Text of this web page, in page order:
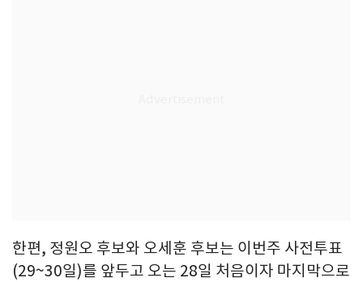
한편, 정원오 후보와 오세훈 후보는 이번주 사전투표
(29~30일)를 앞두고 오는 28일 처음이자 마지막으로